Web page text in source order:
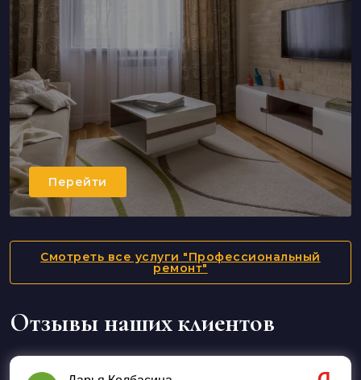
Перейти
Смотреть все услуги "Профессиональный
ремонт"
Отзывы наших клиентов